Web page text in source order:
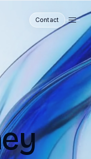
Contact